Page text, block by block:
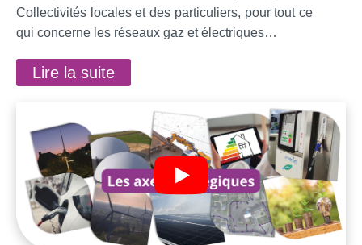
Collectivités locales et des particuliers, pour tout ce
qui concerne les réseaux gaz et électriques…
Lire la suite